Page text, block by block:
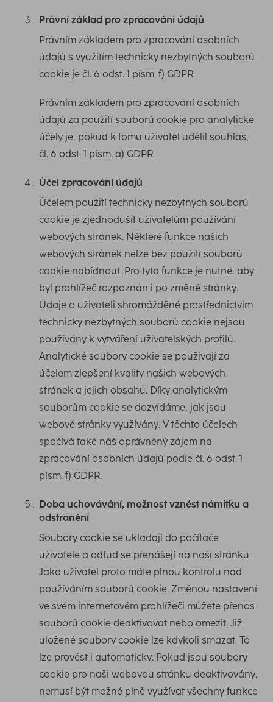
Právní základ pro zpracování údajů
Právním základem pro zpracování osobních
údajů s využitím technicky nezbytných souborů
cookie je čl. 6 odst. 1 písm. f) GDPR.
Právním základem pro zpracování osobních
údajů za použití souborů cookie pro analytické
účely je, pokud k tomu uživatel udělil souhlas,
čl. 6 odst. 1 písm. a) GDPR.
Účel zpracování údajů
Účelem použití technicky nezbytných souborů
cookie je zjednodušit uživatelům používání
webových stránek. Některé funkce našich
webových stránek nelze bez použití souborů
cookie nabídnout. Pro tyto funkce je nutné, aby
byl prohlížeč rozpoznán i po změně stránky.
Údaje o uživateli shromážděné prostřednictvím
technicky nezbytných souborů cookie nejsou
používány k vytváření uživatelských profilů.
Analytické soubory cookie se používají za
účelem zlepšení kvality našich webových
stránek a jejich obsahu. Díky analytickým
souborům cookie se dozvídáme, jak jsou
webové stránky využívány. V těchto účelech
spočívá také náš oprávněný zájem na
zpracování osobních údajů podle čl. 6 odst. 1
písm. f) GDPR.
Doba uchovávání, možnost vznést námitku a
odstranění
Soubory cookie se ukládají do počítače
uživatele a odtud se přenášejí na naši stránku.
Jako uživatel proto máte plnou kontrolu nad
používáním souborů cookie. Změnou nastavení
ve svém internetovém prohlížeči můžete přenos
souborů cookie deaktivovat nebo omezit. Již
uložené soubory cookie lze kdykoli smazat. To
lze provést i automaticky. Pokud jsou soubory
cookie pro naši webovou stránku deaktivovány,
nemusí být možné plně využívat všechny funkce